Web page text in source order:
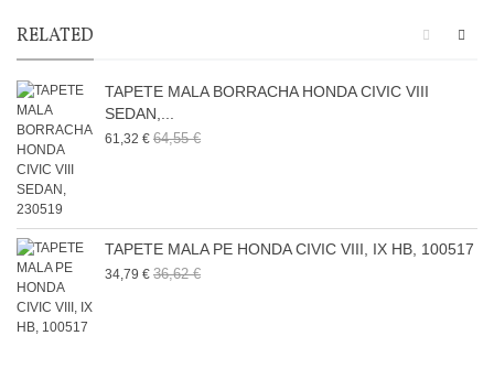
RELATED
TAPETE MALA BORRACHA HONDA CIVIC VIII
SEDAN,...
61,32 € 64,55 €
TAPETE MALA PE HONDA CIVIC VIII, IX HB, 100517
34,79 € 36,62 €